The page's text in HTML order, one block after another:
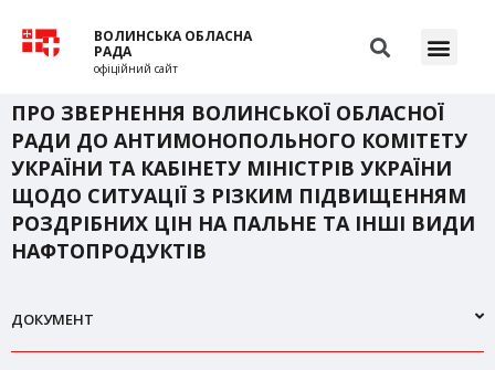
ВОЛИНСЬКА ОБЛАСНА
РАДА
офіційний сайт
ПРО ЗВЕРНЕННЯ ВОЛИНСЬКОЇ ОБЛАСНОЇ
РАДИ ДО АНТИМОНОПОЛЬНОГО КОМІТЕТУ
УКРАЇНИ ТА КАБІНЕТУ МІНІСТРІВ УКРАЇНИ
ЩОДО СИТУАЦІЇ З РІЗКИМ ПІДВИЩЕННЯМ
РОЗДРІБНИХ ЦІН НА ПАЛЬНЕ ТА ІНШІ ВИДИ
НАФТОПРОДУКТІВ
ДОКУМЕНТ